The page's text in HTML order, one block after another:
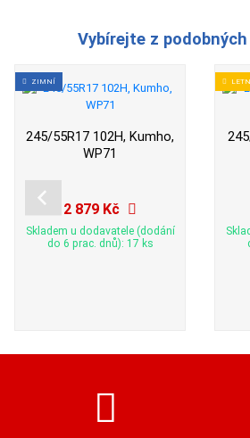
Vybírejte z
ZIMNÍ
245/55R17 102H, Kumho,
WP71
2 879 Kč
Skladem u dodavatele (dodání
do 6 prac. dnů): 17 ks